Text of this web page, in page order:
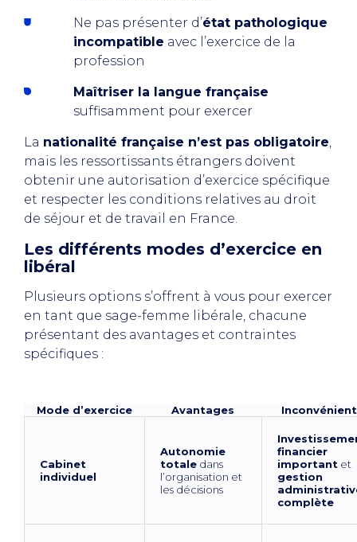
Ne pas présenter d’état pathologique
incompatible avec l’exercice de la
profession
Maîtriser la langue française
suffisamment pour exercer
La nationalité française n’est pas obligatoire,
mais les ressortissants étrangers doivent
obtenir une autorisation d’exercice spécifique
et respecter les conditions relatives au droit
de séjour et de travail en France.
Les différents modes d’exercice en
libéral
Plusieurs options s’offrent à vous pour exercer
en tant que sage-femme libérale, chacune
présentant des avantages et contraintes
spécifiques :
Mode d’exercice Avantages
Cabinet
individuel
Autonomie
totale dans
l’organisation et
les décisions
financier
important et
gestion
complète